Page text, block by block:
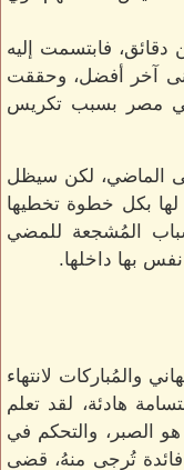
دقائق، فابتسمت إليه
آخر أفضل، وحققت
مصر بسبب تكريس
الماضي، لكن سيظل
لها بكل خطوة تخطيها
المُشجعة للمضي
بها داخلها.
والمُباركات لانتهاء
هادئة، لقد تعلم
الصبر، والتحكم في
تُرجى منهُ، قضى